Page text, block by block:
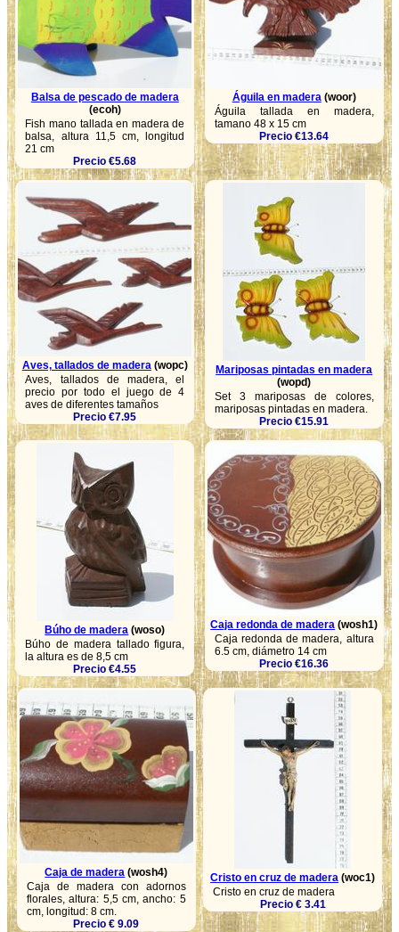
Balsa de pescado de madera
(ecoh)
Fish mano tallada en madera de
balsa, altura 11,5 cm, longitud
21 cm
Precio €5.68
Águila en madera(woor)
Águila tallada en madera,
tamano 48 x 15 cm
Precio €13.64
Aves, tallados de madera (wopc)
Aves, tallados de madera, el
precio por todo el juego de 4
aves de diferentes tamaños
Precio €7.95
Mariposas pintadas en madera
(wopd)
Set 3 mariposas de colores,
mariposas pintadas en madera.
Precio €15.91
Búho de madera (woso)
Búho de madera tallado figura,
la altura es de 8,5 cm
Precio €4.55
Caja redonda de madera (wosh1)
Caja redonda de madera, altura
6.5 cm, diámetro 14 cm
Precio €16.36
Caja de madera (wosh4)
Caja de madera con adornos
florales, altura: 5,5 cm, ancho: 5
cm, longitud: 8 cm.
Precio € 9.09
Cristo en cruz de madera (woc1)
Cristo en cruz de madera
Precio € 3.41